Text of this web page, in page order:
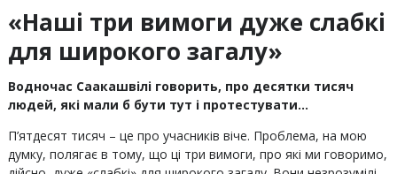
«Наші три вимоги дуже слабкі
для широкого загалу»
Водночас Саакашвілі говорить, про десятки тисяч
людей, які мали б бути тут і протестувати…
П’ятдесят тисяч – це про учасників віче. Проблема, на мою
думку, полягає в тому, що ці три вимоги, про які ми говоримо,